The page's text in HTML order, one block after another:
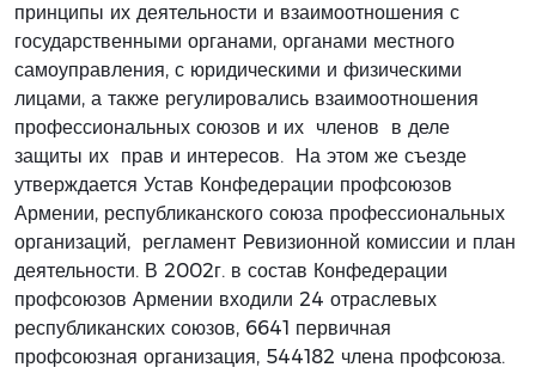
принципы их деятельности и взаимоотношения с
государственными органами, органами местного
самоуправления, с юридическими и физическими
лицами, а также регулировались взаимоотношения
профессиональных союзов и их членов в деле
защиты их прав и интересов. На этом же съезде
утверждается Устав Конфедерации профсоюзов
Армении, республиканского союза профессиональных
организаций, регламент Pевизионной комиссии и план
деятельности. В 2002г. в состав Конфедерации
профсоюзов Армении входили 24 отраслевых
республиканских союзов, 6641 первичная
профсоюзная организация, 544182 члена профсоюза.